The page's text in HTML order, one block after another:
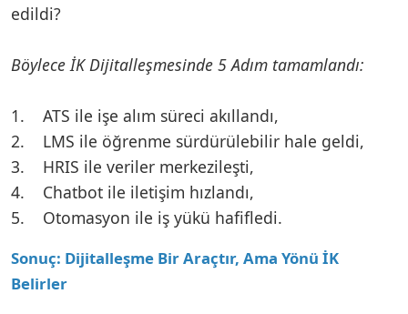
edildi?
Böylece İK Dijitalleşmesinde 5 Adım tamamlandı:
1. ATS ile işe alım süreci akıllandı,
2. LMS ile öğrenme sürdürülebilir hale geldi,
3. HRIS ile veriler merkezileşti,
4. Chatbot ile iletişim hızlandı,
5. Otomasyon ile iş yükü hafifledi.
Sonuç: Dijitalleşme Bir Araçtır, Ama Yönü İK
Belirler